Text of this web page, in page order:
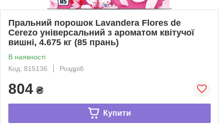
Пральний порошок Lavandera Flores de
Cerezo універсальний з ароматом квітучої
вишні, 4.675 кг (85 прань)
В наявності
Код: 815136
Роздріб
804 ₴
Купити